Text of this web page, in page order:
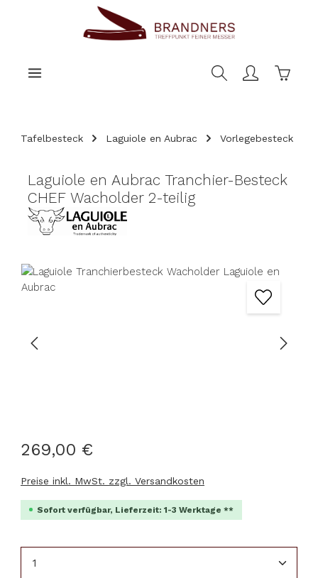
Tafelbesteck Laguiole en Aubrac Vorlegebesteck
Laguiole en Aubrac Tranchier-Besteck
CHEF Wacholder 2-teilig
Bildergalerie überspringen
269,00 €
Preise inkl. MwSt. zzgl. Versandkosten
Sofort verfügbar, Lieferzeit: 1-3 Werktage **